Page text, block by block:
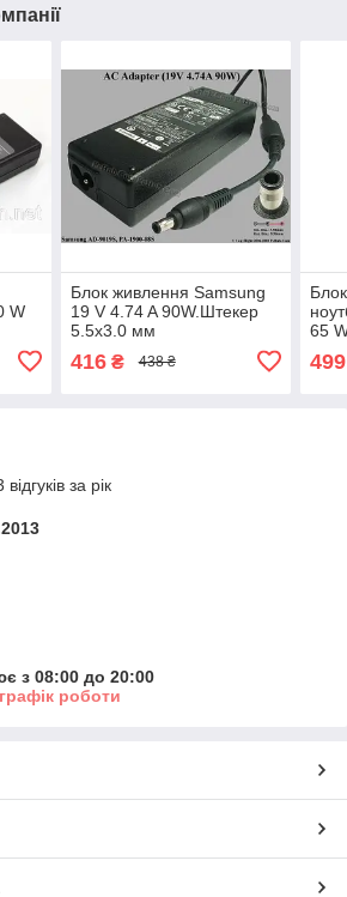
W
Блок живлення Samsung
19 V 4.74 A 90W.Штекер
5.5х3.0 мм
416₴ 438 ₴
65
499
за рік
з 08:00 до 20:00
роботи